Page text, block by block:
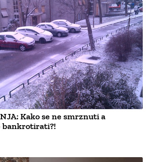
Kako se ne smrznuti a
bankrotirati?!